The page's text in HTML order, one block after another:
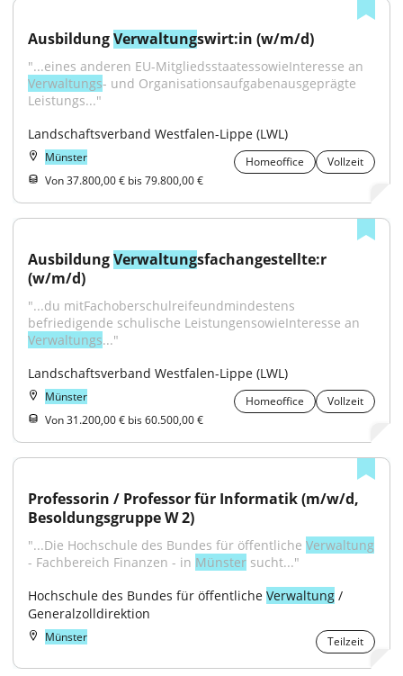
Ausbildung Verwaltungswirt:in (w/m/d)
Verwaltungs- und Organisationsaufgabenausgeprägte
Leistungs..."
Landschaftsverband Westfalen-Lippe (LWL)
Münster Homeoffice
Vollzeit
Von 37.800,00 € bis 79.800,00 €
Ausbildung Verwaltungsfachangestellte:r
(w/m/d)
"...du mitFachoberschulreifeundmindestens
Verwaltungs..."
Landschaftsverband Westfalen-Lippe (LWL)
Münster Homeoffice
Vollzeit
Von 31.200,00 € bis 60.500,00 €
Professorin / Professor für Informatik (m/w/d,
Besoldungsgruppe W 2)
"...Die Hochschule des Bundes für öffentliche Verwaltung
- Fachbereich Finanzen - in Münster sucht..."
Hochschule des Bundes für öffentliche Verwaltung /
Generalzolldirektion
Münster Teilzeit